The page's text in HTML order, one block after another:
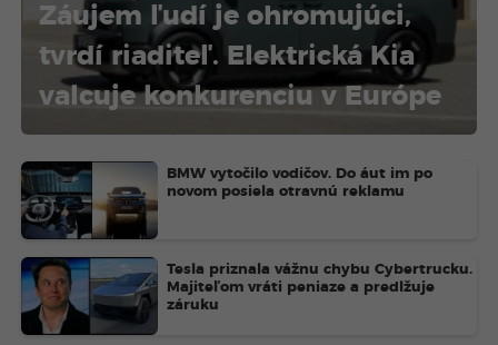
Záujem ľudí je ohromujúci,
tvrdí riaditeľ. Elektrická Kia
valcuje konkurenciu v Európe
BMW vytočilo vodičov. Do áut im po
novom posiela otravnú reklamu
Tesla priznala vážnu chybu Cybertrucku.
Majiteľom vráti peniaze a predlžuje
záruku